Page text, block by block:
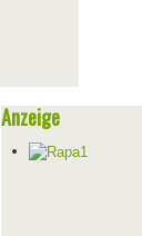
Anzeige